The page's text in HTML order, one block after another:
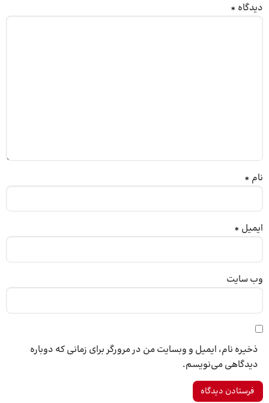
دیدگاه *
نام *
ایمیل *
وب‌ سایت
ذخیره نام، ایمیل و وبسایت من در مرورگر برای زمانی که دوباره
دیدگاهی می‌نویسم.